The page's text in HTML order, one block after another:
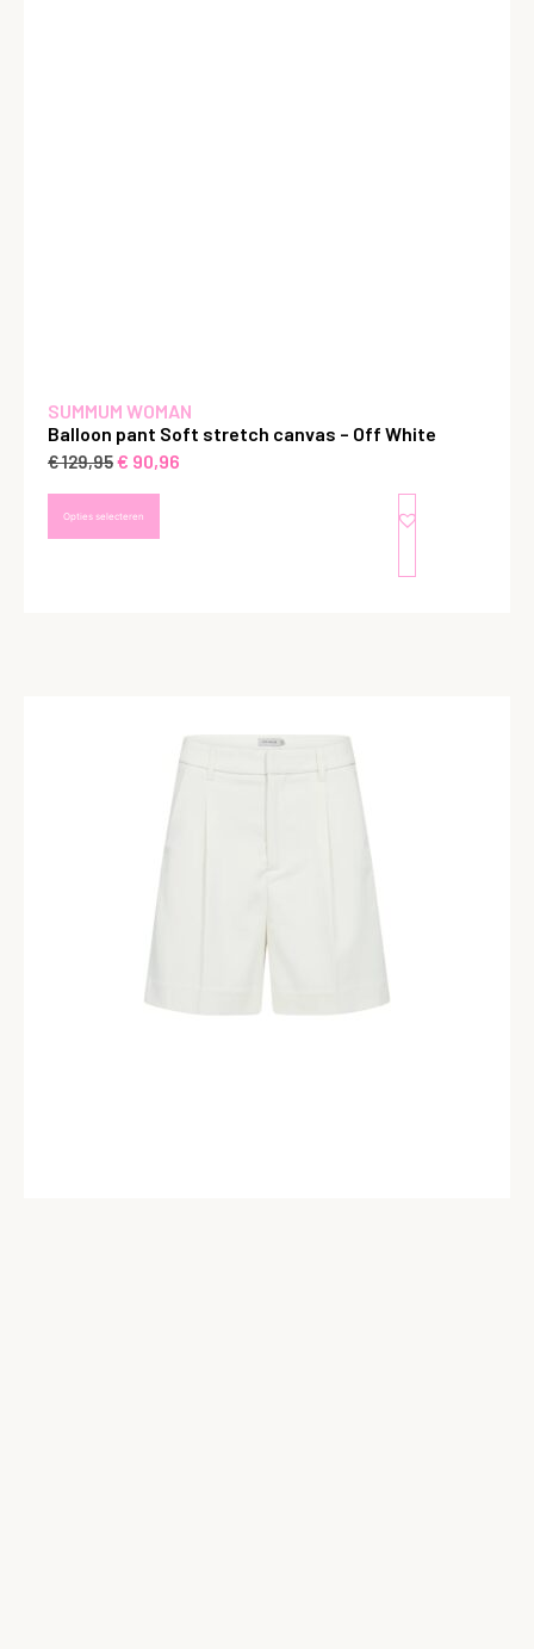
SUMMUM WOMAN
Balloon pant Soft stretch canvas – Off White
€129,95€ 90,96
Opties selecteren